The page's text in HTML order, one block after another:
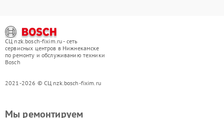
СЦ nzk.bosch-fixim.ru - сеть
сервисных центров в Нижнекамске
по ремонту и обслуживанию техники
Bosch
2021-2026 © СЦ nzk.bosch-fixim.ru
Мы ремонтируем